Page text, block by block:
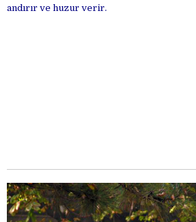
andırır ve huzur verir.